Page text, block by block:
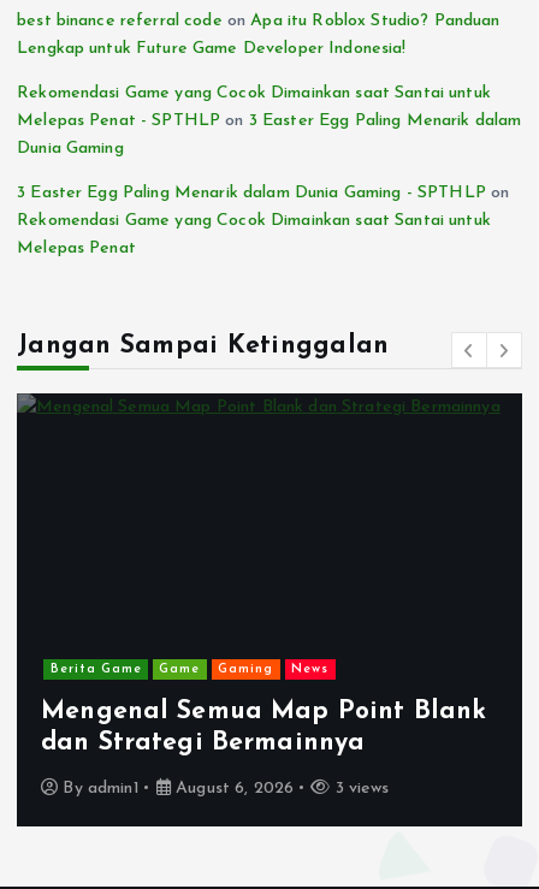
best binance referral code onApa itu Roblox Studio? Panduan
Lengkap untuk Future Game Developer Indonesia!
Rekomendasi Game yang Cocok Dimainkan saat Santai untuk
Melepas Penat - SPTHLP on 3 Easter Egg Paling Menarik dalam
Dunia Gaming
3 Easter Egg Paling Menarik dalam Dunia Gaming - SPTHLP on
Rekomendasi Game yang Cocok Dimainkan saat Santai untuk
Melepas Penat
Jangan Sampai Ketinggalan
Blank
views
Berita Game
Perbedaan Mode
Cara Memilih yang
Byadmin1 August 5, 2026